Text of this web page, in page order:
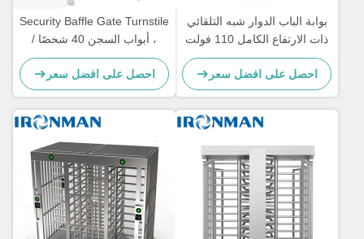
بوابة الباب الدوار شبه التلقائي
ذات الارتفاع الكامل 110 فولت
50 هرتز 30-40 شخصًا / دقيقة
احصل على افضل سعر
Security Baffle Gate Turnstile
، أبواب السجن 40 شخصًا /
ضمان لمدة سنة واحدة
احصل على افضل سعر